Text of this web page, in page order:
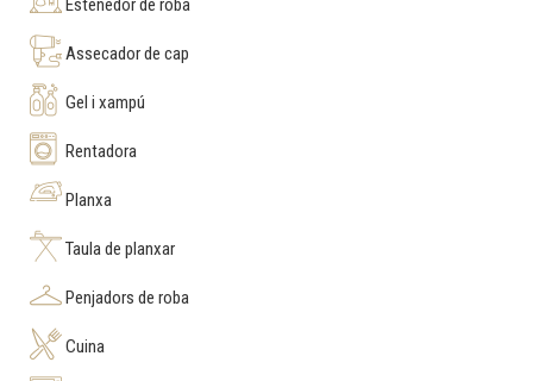
Estenedor de roba
Assecador de cap
Gel i xampú
Rentadora
Planxa
Taula de planxar
Penjadors de roba
Cuina